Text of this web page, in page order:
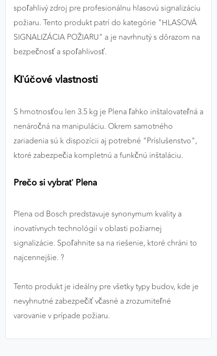
spoľahlivý zdroj pre profesionálnu hlasovú signalizáciu
požiaru. Tento produkt patrí do kategórie "HLASOVÁ
SIGNALIZÁCIA POŽIARU" a je navrhnutý s dôrazom na
bezpečnosť a spoľahlivosť.
Kľúčové vlastnosti
S hmotnosťou len 3.5 kg je Plena ľahko inštalovateľná a
nenáročná na manipuláciu. Okrem samotného
zariadenia sú k dispozícii aj potrebné "Príslušenstvo",
ktoré zabezpečia kompletnú a funkčnú inštaláciu.
Prečo si vybrať Plena
Plena od Bosch predstavuje synonymum kvality a
inovatívnych technológií v oblasti požiarnej
signalizácie. Spoľahnite sa na riešenie, ktoré chráni to
najcennejšie. ?️
Tento produkt je ideálny pre všetky typy budov, kde je
nevyhnutné zabezpečiť včasné a zrozumiteľné
varovanie v prípade požiaru.
výkon a funkčnosť našich stránok.
Google Analytics
Poskytovateľ:
správania používateľov naprieč webovými
stránkami. Umožňujú nám a našim partnerom
zobrazovať cielenú a relevantnú reklamu, a to na
našom webe aj v reklamných sieťach tretích strán.